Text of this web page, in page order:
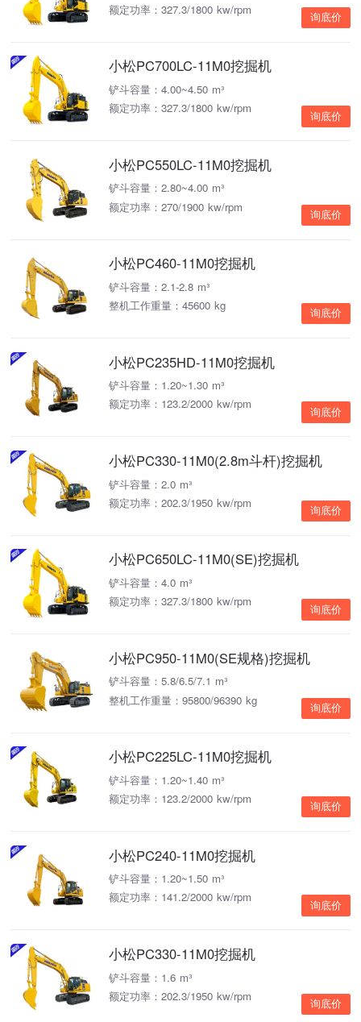
额定功率：327.3/1800 kw/rpm
询底价
小松PC700LC-11M0挖掘机
铲斗容量：4.00~4.50 m³
额定功率：327.3/1800 kw/rpm
询底价
小松PC550LC-11M0挖掘机
铲斗容量：2.80~4.00 m³
额定功率：270/1900 kw/rpm
询底价
小松PC460-11M0挖掘机
铲斗容量：2.1-2.8 m³
整机工作重量：45600 kg
询底价
小松PC235HD-11M0挖掘机
铲斗容量：1.20~1.30 m³
额定功率：123.2/2000 kw/rpm
询底价
小松PC330-11M0(2.8m斗杆)挖掘机
铲斗容量：2.0 m³
额定功率：202.3/1950 kw/rpm
询底价
小松PC650LC-11M0(SE)挖掘机
铲斗容量：4.0 m³
额定功率：327.3/1800 kw/rpm
询底价
小松PC950-11M0(SE规格)挖掘机
铲斗容量：5.8/6.5/7.1 m³
整机工作重量：95800/96390 kg
询底价
小松PC225LC-11M0挖掘机
铲斗容量：1.20~1.40 m³
额定功率：123.2/2000 kw/rpm
询底价
小松PC240-11M0挖掘机
铲斗容量：1.20~1.50 m³
额定功率：141.2/2000 kw/rpm
询底价
小松PC330-11M0挖掘机
铲斗容量：1.6 m³
额定功率：202.3/1950 kw/rpm
询底价